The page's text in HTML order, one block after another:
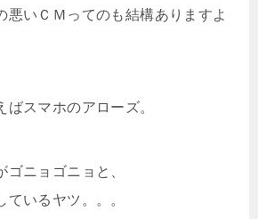
悪いＣＭってのも結構ありますよ
スマホのアローズ。
ゴニョゴニョと、
ているヤツ。。。